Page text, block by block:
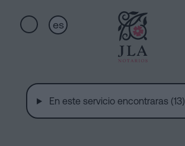
es
Home
Servicios
rápidos
En este servicio encontraras (13)